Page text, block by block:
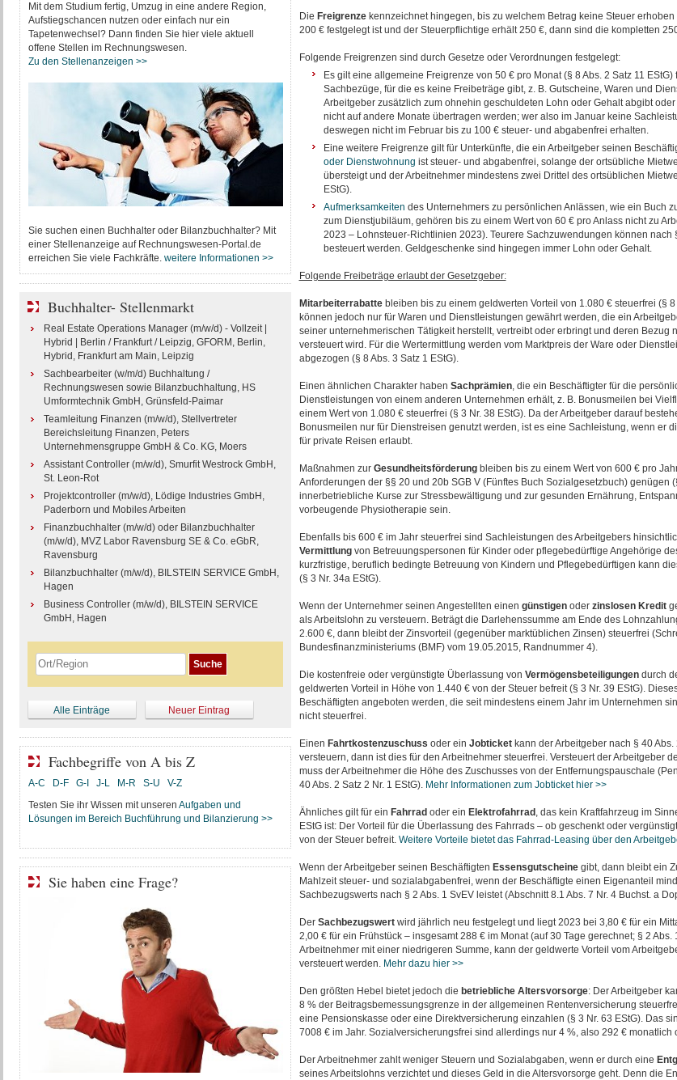
Die Freigrenzekennzeichnet hingegen, bis zu welchem Betrag keine Steuer erhoben
200 € festgelegt ist und der Steuerpflichtige erhält 250 €, dann sind die kompletten
Folgende Freigrenzen sind durch Gesetze oder Verordnungen festgelegt:
Es gilt eine allgemeine Freigrenze von 50 € pro Monat (§ 8 Abs. 2 Satz 11
Sachbezüge, für die es keine Freibeträge gibt, z. B. Gutscheine, Waren und
Arbeitgeber zusätzlich zum ohnehin geschuldeten Lohn oder Gehalt abgibt
nicht auf andere Monate übertragen werden; wer also im Januar keine
deswegen nicht im Februar bis zu 100 € steuer- und abgabenfrei erhalten.
Eine weitere Freigrenze gilt für Unterkünfte, die ein Arbeitgeber seinen
oder Dienstwohnung ist steuer- und abgabenfrei, solange der ortsübliche
übersteigt und der Arbeitnehmer mindestens zwei Drittel des ortsüblichen
EStG).
Aufmerksamkeiten des Unternehmers zu persönlichen Anlässen, wie ein Buch
zum Dienstjubiläum, gehören bis zu einem Wert von 60 € pro Anlass nicht zu
2023 – Lohnsteuer-Richtlinien 2023). Teurere Sachzuwendungen können nach
besteuert werden. Geldgeschenke sind hingegen immer Lohn oder Gehalt.
Folgende Freibeträge erlaubt der Gesetzgeber:
Mitarbeiterrabattebleiben bis zu einem geldwerten Vorteil von 1.080 € steuerfrei (§ 8
können jedoch nur für Waren und Dienstleistungen gewährt werden, die ein
seiner unternehmerischen Tätigkeit herstellt, vertreibt oder erbringt und deren Bezug
versteuert wird. Für die Wertermittlung werden vom Marktpreis der Ware oder
abgezogen (§ 8 Abs. 3 Satz 1 EStG).
Einen ähnlichen Charakter haben Sachprämien, die ein Beschäftigter für die
Dienstleistungen von einem anderen Unternehmen erhält, z. B. Bonusmeilen bei
einem Wert von 1.080 € steuerfrei (§ 3 Nr. 38 EStG). Da der Arbeitgeber darauf
Bonusmeilen nur für Dienstreisen genutzt werden, ist es eine Sachleistung, wenn er
für private Reisen erlaubt.
Maßnahmen zur Gesundheitsförderungbleiben bis zu einem Wert von 600 € pro
Anforderungen der §§ 20 und 20b SGB V (Fünftes Buch Sozialgesetzbuch) genügen
innerbetriebliche Kurse zur Stressbewältigung und zur gesunden Ernährung,
vorbeugende Physiotherapie sein.
Ebenfalls bis 600 € im Jahr steuerfrei sind Sachleistungen des Arbeitgebers
Vermittlungvon Betreuungspersonen für Kinder oder pflegebedürftige Angehörige
kurzfristige, beruflich bedingte Betreuung von Kindern und Pflegebedürftigen kann
(§ 3 Nr. 34a EStG).
Wenn der Unternehmer seinen Angestellten einen günstigenoder zinslosen Kredit
als Arbeitslohn zu versteuern. Beträgt die Darlehenssumme am Ende des
2.600 €, dann bleibt der Zinsvorteil (gegenüber marktüblichen Zinsen) steuerfrei
Bundesfinanzministeriums (BMF) vom 19.05.2015, Randnummer 4).
Die kostenfreie oder vergünstigte Überlassung von Vermögensbeteiligungendurch
geldwerten Vorteil in Höhe von 1.440 € von der Steuer befreit (§ 3 Nr. 39 EStG).
Beschäftigten angeboten werden, die seit mindestens einem Jahr im Unternehmen
nicht steuerfrei.
Einen Fahrtkostenzuschuss oder ein Jobticketkann der Arbeitgeber nach § 40 Abs.
versteuern, dann ist dies für den Arbeitnehmer steuerfrei. Versteuert der Arbeitgeber
muss der Arbeitnehmer die Höhe des Zuschusses von der Entfernungspauschale
40 Abs. 2 Satz 2 Nr. 1 EStG). Mehr Informationen zum Jobticket hier >>
Ähnliches gilt für ein Fahrrad oder ein Elektrofahrrad , das kein Kraftfahrzeug im
EStG ist: Der Vorteil für die Überlassung des Fahrrads – ob geschenkt oder
von der Steuer befreit. Weitere Vorteile bietet das Fahrrad-Leasing über den
Wenn der Arbeitgeber seinen Beschäftigten Essensgutscheinegibt, dann bleibt ein
Mahlzeit steuer- und sozialabgabenfrei, wenn der Beschäftigte einen Eigenanteil
Sachbezugswerts nach § 2 Abs. 1 SvEV leistet (Abschnitt 8.1 Abs. 7 Nr. 4 Buchst. a
Der Sachbezugswertwird jährlich neu festgelegt und liegt 2023 bei 3,80 € für ein
2,00 € für ein Frühstück – insgesamt 288 € im Monat (auf 30 Tage gerechnet; § 2 Abs.
Arbeitnehmer mit einer niedrigeren Summe, kann der geldwerte Vorteil vom
versteuert werden. Mehr dazu hier >>
Den größten Hebel bietet jedoch die betriebliche Altersvorsorge: Der Arbeitgeber
8 % der Beitragsbemessungsgrenze in der allgemeinen Rentenversicherung
eine Pensionskasse oder eine Direktversicherung einzahlen (§ 3 Nr. 63 EStG). Das
7008 € im Jahr. Sozialversicherungsfrei sind allerdings nur 4 %, also 292 € monatlich
Der Arbeitnehmer zahlt weniger Steuern und Sozialabgaben, wenn er durch eine
seines Arbeitslohns verzichtet und dieses Geld in die Altersvorsorge geht. Denn die
Mit dem Studium fertig, Umzug in eine andere Region,
Aufstiegschancen nutzen oder einfach nur ein
Tapetenwechsel? Dann finden Sie hier viele aktuell
offene Stellen im Rechnungswesen.
Zu den Stellenanzeigen >>
Sie suchen einen Buchhalter oder Bilanzbuchhalter? Mit
einer Stellenanzeige auf Rechnungswesen-Portal.de
erreichen Sie viele Fachkräfte. weitere Informationen >>
Buchhalter- Stellenmarkt
Real Estate Operations Manager (m/w/d) - Vollzeit |
Hybrid | Berlin / Frankfurt / Leipzig, GFORM, Berlin,
Hybrid, Frankfurt am Main, Leipzig
Sachbearbeiter (w/m/d) Buchhaltung /
Rechnungswesen sowie Bilanzbuchhaltung, HS
Umformtechnik GmbH, Grünsfeld-Paimar
Teamleitung Finanzen (m/w/d), Stellvertreter
Bereichsleitung Finanzen, Peters
Unternehmensgruppe GmbH & Co. KG, Moers
Assistant Controller (m/w/d), Smurfit Westrock GmbH,
St. Leon-Rot
Projektcontroller (m/w/d), Lödige Industries GmbH,
Paderborn und Mobiles Arbeiten
Finanzbuchhalter (m/w/d) oder Bilanzbuchhalter
(m/w/d), MVZ Labor Ravensburg SE & Co. eGbR,
Ravensburg
Bilanzbuchhalter (m/w/d), BILSTEIN SERVICE GmbH,
Hagen
Business Controller (m/w/d), BILSTEIN SERVICE
GmbH, Hagen
Alle Einträge Neuer Eintrag
Fachbegriffe von A bis Z
A-C D-F G-I J-L M-R S-U
V-Z
Testen Sie ihr Wissen mit unseren Aufgaben und
Lösungen im Bereich Buchführung und Bilanzierung >>
Sie haben eine Frage?